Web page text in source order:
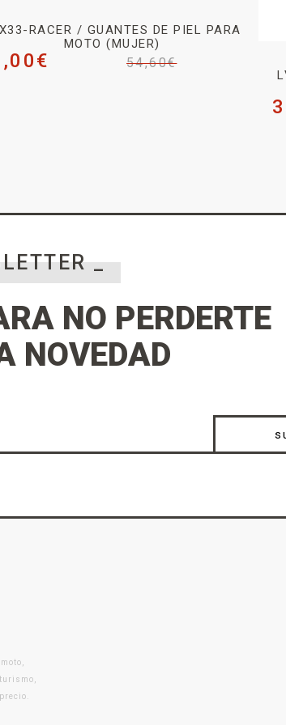
RACER / GUANTES DE PIEL PARA
MOTO (MUJER)
54,60€
€
_
NO PERDERTE
NOVEDAD